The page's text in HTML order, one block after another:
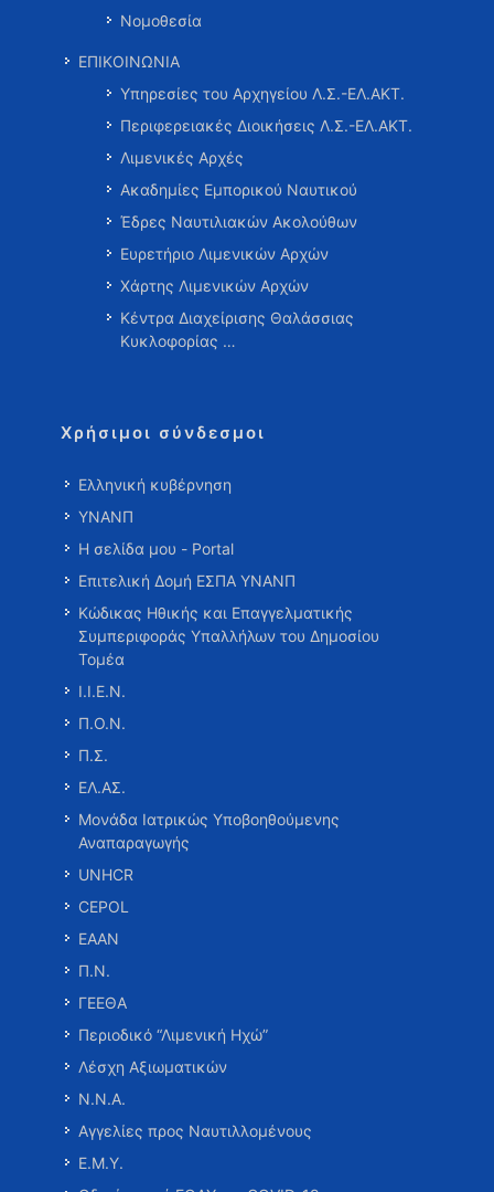
Νομοθεσία
ΕΠΙΚΟΙΝΩΝΙΑ
Υπηρεσίες του Αρχηγείου Λ.Σ.-ΕΛ.ΑΚΤ.
Περιφερειακές Διοικήσεις Λ.Σ.-ΕΛ.ΑΚΤ.
Λιμενικές Αρχές
Ακαδημίες Εμπορικού Ναυτικού
Έδρες Ναυτιλιακών Ακολούθων
Ευρετήριο Λιμενικών Αρχών
Χάρτης Λιμενικών Αρχών
Κέντρα Διαχείρισης Θαλάσσιας
Κυκλοφορίας …
Χρήσιμοι σύνδεσμοι
Ελληνική κυβέρνηση
ΥΝΑΝΠ
Η σελίδα μου - Portal
Επιτελική Δομή ΕΣΠΑ ΥΝΑΝΠ
Κώδικας Ηθικής και Επαγγελματικής
Συμπεριφοράς Υπαλλήλων του Δημοσίου
Τομέα
Ι.Ι.Ε.Ν.
Π.Ο.Ν.
Π.Σ.
ΕΛ.ΑΣ.
Μονάδα Ιατρικώς Υποβοηθούμενης
Αναπαραγωγής
UNHCR
CEPOL
ΕΑΑΝ
Π.Ν.
ΓΕΕΘΑ
Περιοδικό “Λιμενική Ηχώ”
Λέσχη Αξιωματικών
Ν.Ν.Α.
Αγγελίες προς Ναυτιλλομένους
Ε.Μ.Υ.